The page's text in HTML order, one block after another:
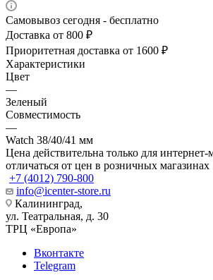
Самовывоз сегодня - бесплатно
Доставка от 800 ₽
Приоритетная доставка от 1600 ₽
Характеристики
Цвет
—
Зеленый
Совместимость
—
Watch 38/40/41 мм
Цена действительна только для
отличаться от цен в розничных магазинах
+7 (4012) 790-800
info@icenter-store.ru
Калининград,
ул. Театральная, д. 30
ТРЦ «Европа»
Вконтакте
Telegram